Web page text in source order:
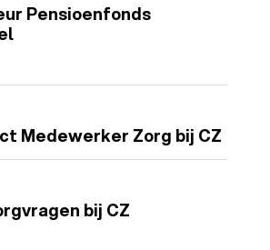
Pensioenfonds
Medewerker Zorg bij CZ
bij CZ